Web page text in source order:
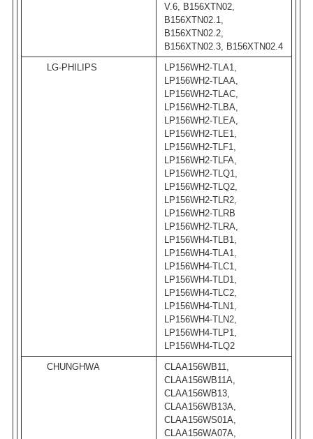
V.6, B156XTN02,
B156XTN02.1,
B156XTN02.2,
B156XTN02.3, B156XTN02.4
LG-PHILIPS
LP156WH2-TLA1,
LP156WH2-TLAA,
LP156WH2-TLAC,
LP156WH2-TLBA,
LP156WH2-TLEA,
LP156WH2-TLE1,
LP156WH2-TLF1,
LP156WH2-TLFA,
LP156WH2-TLQ1,
LP156WH2-TLQ2,
LP156WH2-TLR2,
LP156WH2-TLRB
LP156WH2-TLRA,
LP156WH4-TLB1,
LP156WH4-TLA1,
LP156WH4-TLC1,
LP156WH4-TLD1,
LP156WH4-TLC2,
LP156WH4-TLN1,
LP156WH4-TLN2,
LP156WH4-TLP1,
LP156WH4-TLQ2
CHUNGHWA
CLAA156WB11,
CLAA156WB11A,
CLAA156WB13,
CLAA156WB13A,
CLAA156WS01A,
CLAA156WA07A,